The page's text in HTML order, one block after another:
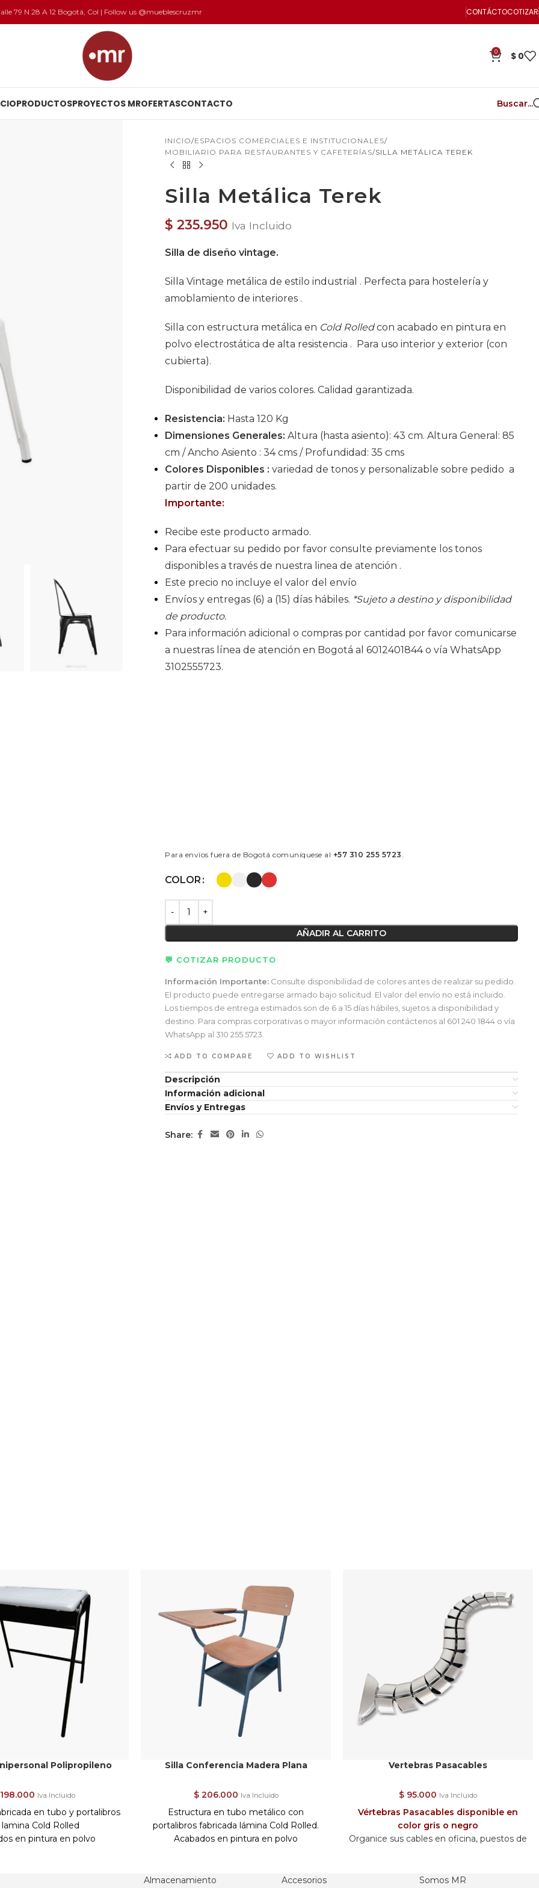
79 N 28 A 12 Bogotá, Col | Follow us @mueblescruzmr CONTÁCTOCOTIZAR
0 $ 0
PRODUCTOSPROYECTOS MROFERTASCONTACTO Buscar...
INICIO ESPACIOS COMERCIALES E INSTITUCIONALES
MOBILIARIO PARA RESTAURANTES Y CAFETERÍAS SILLA METÁLICA TEREK
Silla Metálica Terek
$ 235.950 Iva Incluido
Silla de diseño vintage.
Silla Vintage metálica de estilo industrial . Perfecta para hostelería y
amoblamiento de interiores .
Silla con estructura metálica en Cold Rolledcon acabado en pintura en
polvo electrostática de alta resistencia . Para uso interior y exterior (con
cubierta).
Disponibilidad de varios colores. Calidad garantizada.
Resistencia: Hasta 120 Kg
Dimensiones Generales: Altura (hasta asiento): 43 cm. Altura General: 85
cm / Ancho Asiento : 34 cms / Profundidad: 35 cms
Colores Disponibles : variedad de tonos y personalizable sobre pedido a
partir de 200 unidades.
Importante:
Recibe este producto armado.
Para efectuar su pedido por favor consulte previamente los tonos
disponibles a través de nuestra linea de atención .
Este precio no incluye el valor del envío
Envíos y entregas (6) a (15) días hábiles. *Sujeto a destino y disponibilidad
de producto.
Para información adicional o compras por cantidad por favor comunicarse
a nuestras línea de atención en Bogotá al 6012401844 o vía WhatsApp
3102555723.
Para envíos fuera de Bogotá comuníquese al +57 310 255 5723.
COLOR
AÑADIR AL CARRITO
💬 COTIZAR PRODUCTO
Información Importante: Consulte disponibilidad de colores antes de realizar su pedido.
El producto puede entregarse armado bajo solicitud. El valor del envío no está incluido.
Los tiempos de entrega estimados son de 6 a 15 días hábiles, sujetos a disponibilidad y
destino. Para compras corporativas o mayor información contáctenos al 601 240 1844 o vía
WhatsApp al 310 255 5723.
ADD TO COMPARE ADD TO WISHLIST
Descripción
Información adicional
Envíos y Entregas
Share:
Polipropileno
198.000 Iva Incluido
en tubo y portalibros
Cold Rolled
en pintura en polvo
Silla Conferencia Madera Plana
$206.000 Iva Incluido
Estructura en tubo metálico con
portalibros fabricada lámina Cold Rolled.
Acabados en pintura en polvo
madera con acabado natural en laca mate
Vertebras Pasacables
$ 95.000 Iva Incluido
Vértebras Pasacables disponible en
color gris o negro
Organice sus cables en oficina, puestos de
Compuesto por un tubo con 14 a 18
Almacenamiento
Accesorios
Somos MR